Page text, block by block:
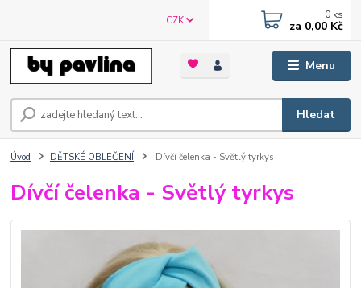
Menu
CZK
Hledat
0 ks
za 0,00 Kč
Úvod DĚTSKÉ OBLEČENÍ Dívčí čelenka - Světlý tyrkys
Dívčí čelenka - Světlý tyrkys